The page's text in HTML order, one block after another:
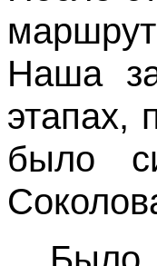
Наша
этапах,
было